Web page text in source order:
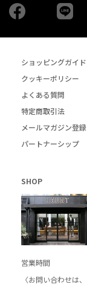
Facebook
ショッピングガイド
クッキーポリシー
よくある質問
特定商取引法
メールマガジン登録
パートナーシップ
SHOP
営業時間
〈お問い合わせは、